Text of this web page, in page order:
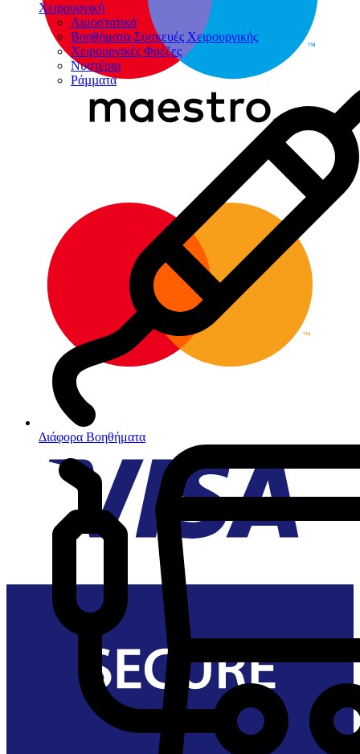
Χειρουργική
Αιμοστατικά
Βοηθήματα-Συσκευές Χειρουργικής
Χειρουργικές Φρέζες
Νυστέρια
Ράµµατα
Διάφορα Βοηθήματα